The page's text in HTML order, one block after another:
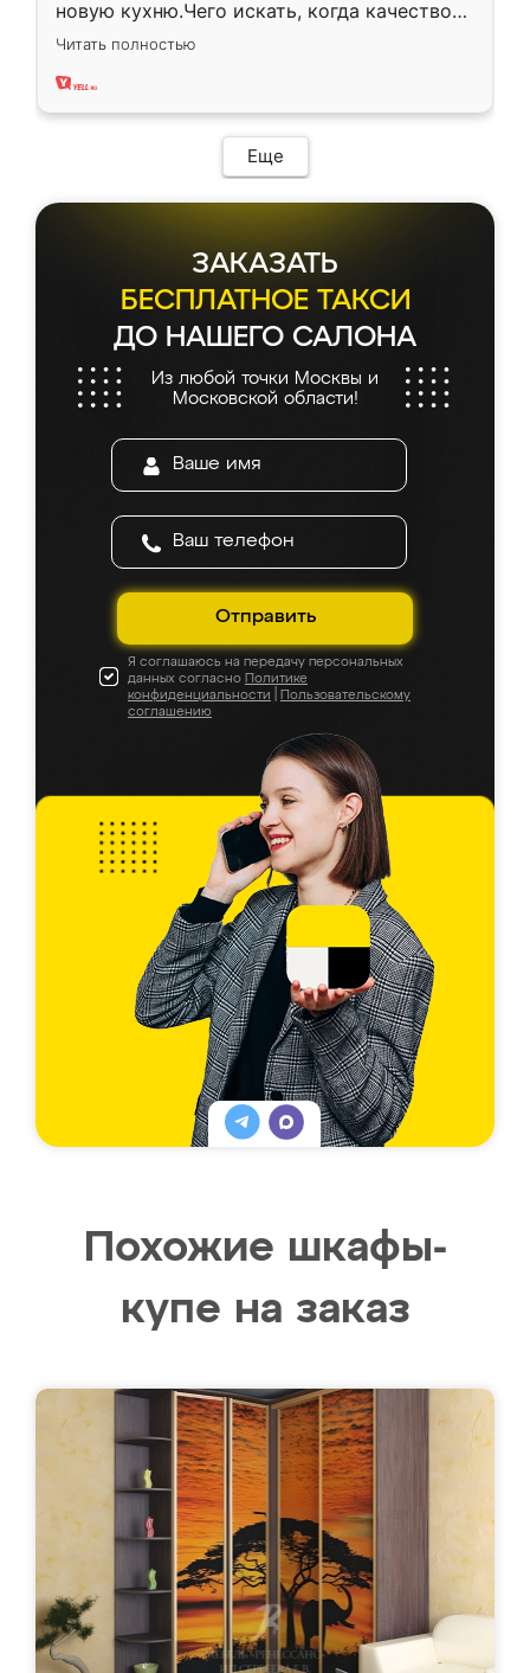
новую кухню.Чего искать, когда качеством
вполне довольна. Служит кухня уже почти
два года, нареканий нет.
Читать полностью
Еще
ЗАКАЗАТЬ
БЕСПЛАТНОЕ ТАКСИ
ДО НАШЕГО САЛОНА
Из любой точки Москвы и
Московской области!
Отправить
Я соглашаюсь на передачу персональных
данных согласно Политике
конфиденциальности
Пользовательскому
соглашению
Похожие шкафы-
купе на заказ